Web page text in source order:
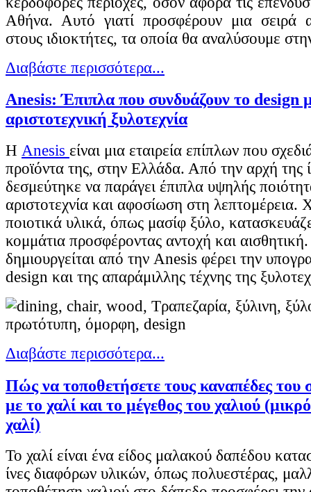
Αθήνα. Αυτό γιατί προσφέρουν μια σειρά
στους ιδιοκτήτες, τα οποία θα αναλύσουμε
Διαβάστε περισσότερα...
Anesis: Έπιπλα που συνδυάζουν το design
αριστοτεχνική ξυλοτεχνία
Η Anesis είναι μια εταιρεία επίπλων που
προϊόντα της, στην Ελλάδα. Από την αρχή της
δεσμεύτηκε να παράγει έπιπλα υψηλής
αριστοτεχνία και αφοσίωση στη λεπτομέρεια.
ποιοτικά υλικά, όπως μασίφ ξύλο,
κομμάτια προσφέροντας αντοχή και
δημιουργείται από την Anesis φέρει την
design και της απαράμιλλης τέχνης της
Διαβάστε περισσότερα...
Πώς να τοποθετήσετε τους καναπέδες του
με το χαλί και το μέγεθος του χαλιού
χαλί)
Το χαλί είναι ένα είδος μαλακού δαπέδου
ίνες διαφόρων υλικών, όπως πολυεστέρας,